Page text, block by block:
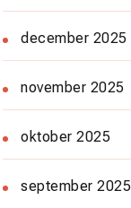
december 2025
november 2025
oktober 2025
september 2025